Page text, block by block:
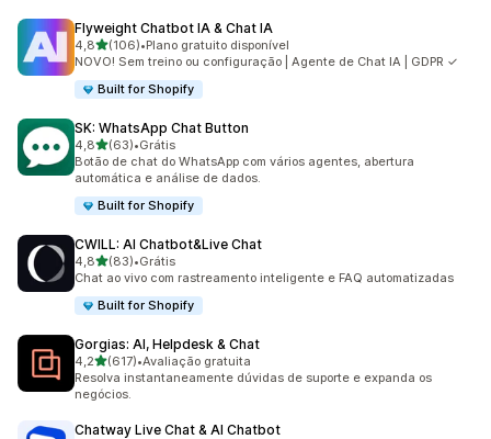
Flyweight Chatbot IA & Chat IA
4,8de 5 estrelas
(106)
106 avaliações ao todo
•Plano gratuito disponível
NOVO! Sem treino ou configuração | Agente de Chat IA | GDPR ✓
Built for Shopify
SK: WhatsApp Chat Button
4,8de 5 estrelas
(63)
63 avaliações ao todo
•Grátis
Botão de chat do WhatsApp com vários agentes, abertura
automática e análise de dados.
Built for Shopify
CWILL: AI Chatbot&Live Chat
4,8de 5 estrelas
(83)
83 avaliações ao todo
•Grátis
Chat ao vivo com rastreamento inteligente e FAQ automatizadas
Built for Shopify
Gorgias: AI, Helpdesk & Chat
4,2de 5 estrelas
(617)
617 avaliações ao todo
•Avaliação gratuita
Resolva instantaneamente dúvidas de suporte e expanda os
negócios.
Chatway Live Chat & AI Chatbot